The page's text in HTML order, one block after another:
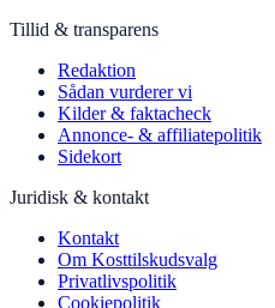
Tillid & transparens
Redaktion
Sådan vurderer vi
Kilder & faktacheck
Annonce- & affiliatepolitik
Sidekort
Juridisk & kontakt
Kontakt
Om Kosttilskudsvalg
Privatlivspolitik
Cookiepolitik